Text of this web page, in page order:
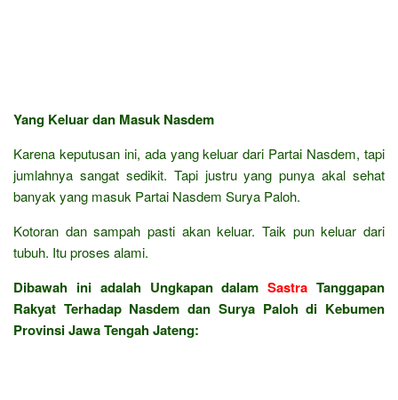
Yang Keluar dan Masuk Nasdem
Karena keputusan ini, ada yang keluar dari Partai Nasdem, tapi
jumlahnya sangat sedikit. Tapi justru yang punya akal sehat
banyak yang masuk Partai Nasdem Surya Paloh.
Kotoran dan sampah pasti akan keluar. Taik pun keluar dari
tubuh. Itu proses alami.
Dibawah ini adalah Ungkapan dalamSastra Tanggapan
Rakyat Terhadap Nasdem dan Surya Paloh di Kebumen
Provinsi Jawa Tengah Jateng: